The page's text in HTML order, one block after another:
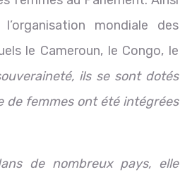
l’organisation mondiale des
le Cameroun, le Congo, le
ils se sont dotés
de femmes ont été intégrées
de nombreux pays, elle